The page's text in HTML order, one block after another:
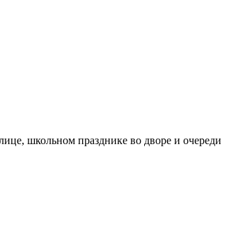
школьном празднике во дворе и очереди